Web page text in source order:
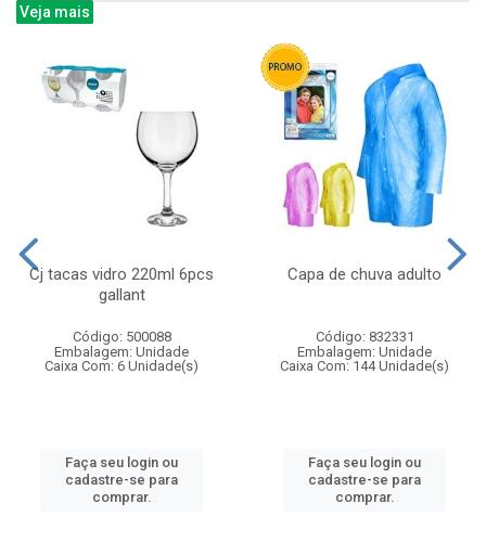
Veja mais
Cj tacas vidro 220ml 6pcs
gallant
Código: 500088
Embalagem: Unidade
Caixa Com: 6 Unidade(s)
Faça seu login ou
cadastre-se para
comprar.
Capa de chuva adulto
Código: 832331
Embalagem: Unidade
Caixa Com: 144 Unidade(s)
Faça seu login ou
cadastre-se para
comprar.